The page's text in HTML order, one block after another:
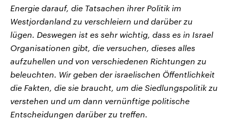
Energie darauf, die Tatsachen ihrer Politik im
Westjordanland zu verschleiern und darüber zu
lügen. Deswegen ist es sehr wichtig, dass es in Israel
Organisationen gibt, die versuchen, dieses alles
aufzuhellen und von verschiedenen Richtungen zu
beleuchten. Wir geben der israelischen Öffentlichkeit
die Fakten, die sie braucht, um die Siedlungspolitik zu
verstehen und um dann vernünftige politische
Entscheidungen darüber zu treffen.